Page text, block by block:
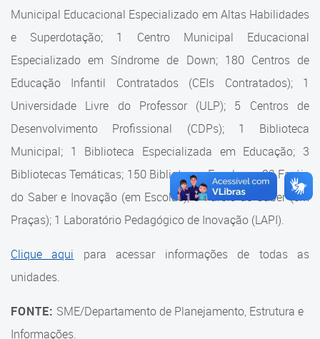
Portal Aprendere
Portal do Servidor
Departamento de Logística
Departamento de Logística
Gerência de Almoxarifado
Gerência de Aquisição e
Gestão Contratual de
Serviços
Gerência de Contratos
Gerência de Limpeza e
Suporte aos Contratos
Gerência de Segurança
Gerência de Transporte
Municipal Educacional Especializado em Altas Habilidades
e Superdotação; 1 Centro Municipal Educacional
Especializado em Síndrome de Down; 180 Centros de
Educação Infantil Contratados (CEIs Contratados); 1
Universidade Livre do Professor (ULP); 5 Centros de
Desenvolvimento Profissional (CDPs); 1 Biblioteca
Municipal; 1 Biblioteca Especializada em Educação; 3
Bibliotecas Temáticas; 150 Bibliotecas Escolares; 32 Faróis
do Saber e Inovação (em Escolas); 9 Faróis do Saber (em
Praças); 1 Laboratório Pedagógico de Inovação (LAPI).
Clique aqui para acessar informações de todas as
unidades.
FONTE: SME/Departamento de Planejamento, Estrutura e
Informações.